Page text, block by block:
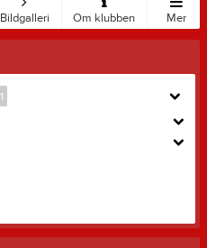
Bildgalleri Om klubben Mer
1